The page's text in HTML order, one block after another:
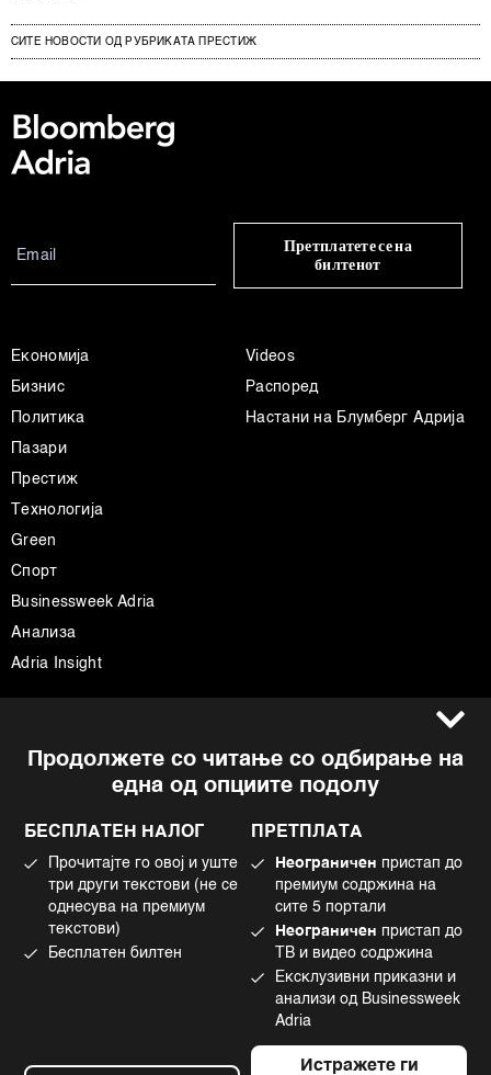
СИТЕ НОВОСТИ ОД РУБРИКАТА ПРЕСТИЖ
Продолжете со читање со одбирање на
една од опциите подолу
БЕСПЛАТЕН НАЛОГ
Прочитајте го овој и уште
три други текстови (не се
однесува на премиум
текстови)
Бесплатен билтен
ПРЕТПЛАТА
Неограничен пристап до
премиум содржина на
сите 5 портали
Неограничен пристап до
ТВ и видео содржина
Ексклузивни приказни и
анализи од Businessweek
Adria
Истражете ги
Претплатете се на
билтенот
Економија
Бизнис
Политика
Пазари
Престиж
Технологија
Green
Спорт
Businessweek Adria
Анализа
Adria Insight
Videos
Распоред
Настани на Блумберг Адрија
Импресум
Политика на приватност
Употреба на вештачка интелигенција
Facebook
Instagram
Tiktok
©2022 - 2026 Bloomberg L.P. All Rights Reserved. BLOOMBERG and the
BLOOMBERG logo are registered trademarks and service marks of
Bloomberg Finance L.P. or its subsidiaries, displayed with permission
Bloomberg Adria is a Mtel Swiss SA Property
News CMS by Cubes